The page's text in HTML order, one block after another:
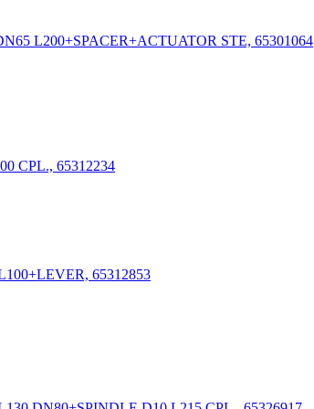
L200+SPACER+ACTUATOR STE, 65301064
CPL., 65312234
65312853